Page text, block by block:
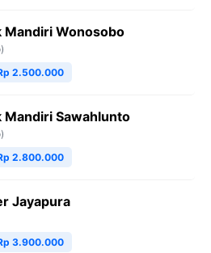
Mandiri Wonosobo
2.500.000
Mandiri Sawahlunto
2.800.000
Jayapura
3.900.000